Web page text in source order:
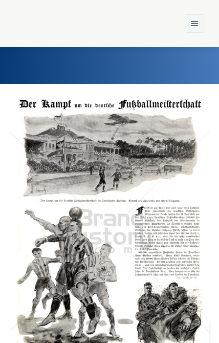
Einst und Heute
Marken
Konzerne
Epoche